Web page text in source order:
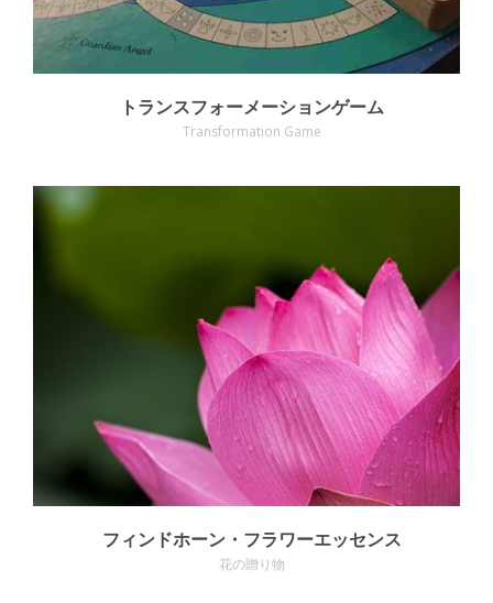
トランスフォーメーションゲーム
Transformation Game
MORE
フィンドホーン・フラワーエッセンス
花の贈り物